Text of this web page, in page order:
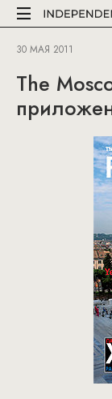
30 МАЯ 2011
The